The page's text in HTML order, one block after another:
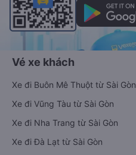
Vé xe khách
Xe đi Buôn Mê Thuột từ Sài Gòn
Xe đi Vũng Tàu từ Sài Gòn
Xe đi Nha Trang từ Sài Gòn
Xe đi Đà Lạt từ Sài Gòn